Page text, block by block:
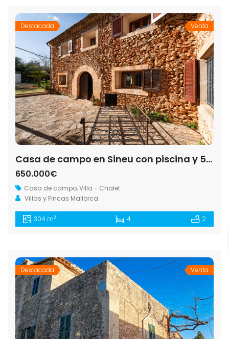
Destacada Venta
Casa de campo en Sineu con piscina y 5.400 m² de terreno
650.000€
Casa de campo,Villa - Chalet
Villas y Fincas Mallorca
304 m2 4 2
Destacada Venta